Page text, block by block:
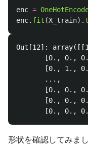
enc =
enc. fit (X_train).
Out[12]:
[0., 0.,
[0., 1.,
       ...,
[0., 0.,
[0., 0.,
形状を確認してみまし